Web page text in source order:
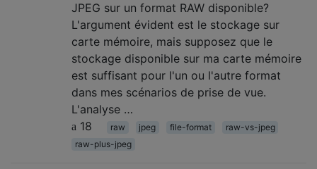
JPEG sur un format RAW disponible?
L'argument évident est le stockage sur
carte mémoire, mais supposez que le
stockage disponible sur ma carte mémoire
est suffisant pour l'un ou l'autre format
dans mes scénarios de prise de vue.
L'analyse …
18
raw jpeg file-format
raw-vs-jpeg
raw-plus-jpeg